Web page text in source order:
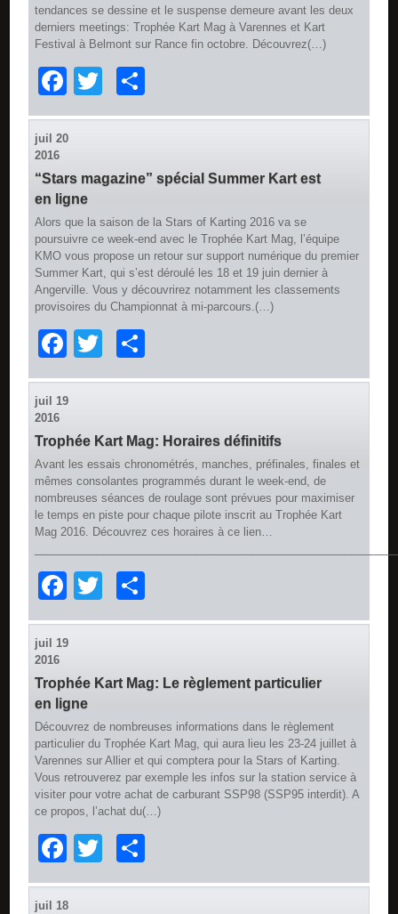
tendances se dessine et le suspense demeure avant les deux
derniers meetings: Trophée Kart Mag à Varennes et Kart
Festival à Belmont sur Rance fin octobre. Découvrez(…)
Facebook
Twitter
juil
20
2016
“Stars magazine” spécial Summer Kart est
en ligne
Alors que la saison de la Stars of Karting 2016 va se
poursuivre ce week-end avec le Trophée Kart Mag, l’équipe
KMO vous propose un retour sur support numérique du premier
Summer Kart, qui s’est déroulé les 18 et 19 juin dernier à
Angerville. Vous y découvrirez notamment les classements
provisoires du Championnat à mi-parcours.(…)
Facebook
Twitter
juil
19
2016
Trophée Kart Mag: Horaires définitifs
Avant les essais chronométrés, manches, préfinales, finales et
mêmes consolantes programmés durant le week-end, de
nombreuses séances de roulage sont prévues pour maximiser
le temps en piste pour chaque pilote inscrit au Trophée Kart
Mag 2016. Découvrez ces horaires à ce lien…
Facebook
Twitter
juil
19
2016
Trophée Kart Mag: Le règlement particulier
en ligne
Découvrez de nombreuses informations dans le règlement
particulier du Trophée Kart Mag, qui aura lieu les 23-24 juillet à
Varennes sur Allier et qui comptera pour la Stars of Karting.
Vous retrouverez par exemple les infos sur la station service à
visiter pour votre achat de carburant SSP98 (SSP95 interdit). A
ce propos, l’achat du(…)
Facebook
Twitter
juil 18